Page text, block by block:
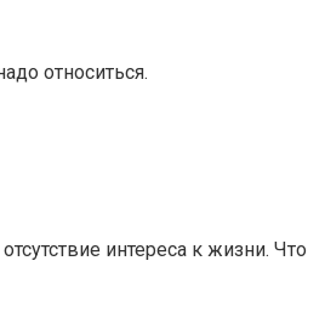
относиться.
интереса к жизни. Что